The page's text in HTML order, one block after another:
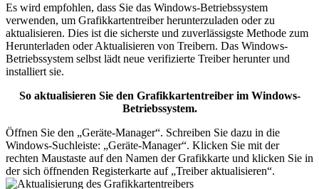
Es wird empfohlen, dass Sie das Windows-Betriebssystem
verwenden, um Grafikkartentreiber herunterzuladen oder zu
aktualisieren. Dies ist die sicherste und zuverlässigste Methode zum
Herunterladen oder Aktualisieren von Treibern. Das Windows-
Betriebssystem selbst lädt neue verifizierte Treiber herunter und
installiert sie.
So aktualisieren Sie den Grafikkartentreiber im Windows-
Betriebssystem.
Öffnen Sie den „Geräte-Manager“. Schreiben Sie dazu in die
Windows-Suchleiste: „Geräte-Manager“. Klicken Sie mit der
rechten Maustaste auf den Namen der Grafikkarte und klicken Sie in
der sich öffnenden Registerkarte auf „Treiber aktualisieren“.